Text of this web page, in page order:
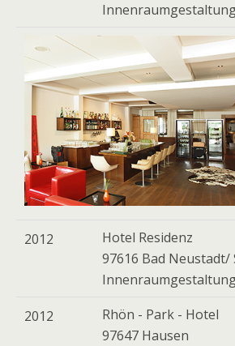
2012
Hotel Residenz
97616 Bad Neustadt/
2012
Rhön - Park - Hotel
97647 Hausen